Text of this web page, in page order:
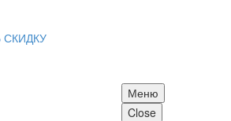
Меню
Close